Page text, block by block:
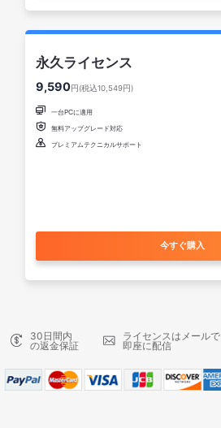
永久ライセンス
9,590円(税込10,549円)
 一台PCに適用
 無料アップグレード対応
 プレミアムテクニカルサポート
今すぐ購入
30日間内
の返金保証
ライセンスはメールで
即座に配信